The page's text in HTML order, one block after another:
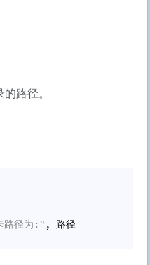
路径。
路径为:" , 路径